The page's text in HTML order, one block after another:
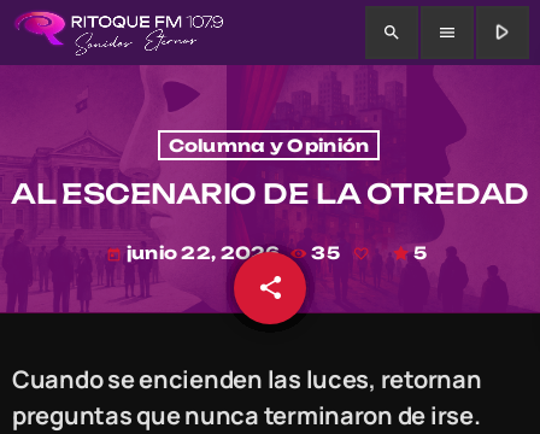
search menu play_arrow
Columna y Opinión
AL ESCENARIO DE LA OTREDAD
today junio 22, 2026 35 5
share
email
Cuando se encienden las luces, retornan
preguntas que nunca terminaron de irse.